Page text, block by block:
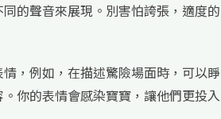
的聲音來展現。別害怕誇張，適度的
，例如，在描述驚險場面時，可以睜
你的表情會感染寶寶，讓他們更投入